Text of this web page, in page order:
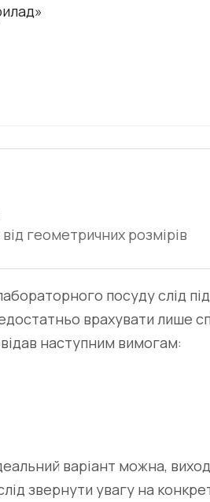
геометричних розмірів
посуду слід
врахувати лише
наступним вимогам:
варіант можна,
звернути увагу на